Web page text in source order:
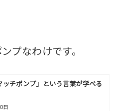
プなわけです。
ッチポンプ」という言葉が学べる
日